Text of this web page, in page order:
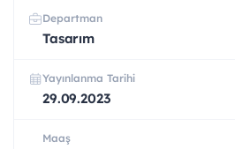
Departman
Tasarım
Yayınlanma Tarihi
29.09.2023
Maaş